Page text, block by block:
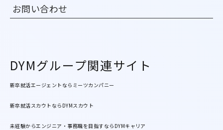
お問い合わせ
DYMグループ関連サイト
新卒就活エージェントならミーツカンパニー
新卒就活スカウトならDYMスカウト
未経験からエンジニア・事務職を目指すならDYMキャリア